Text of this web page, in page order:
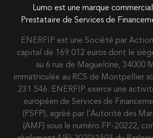
Lumo est une marque
Prestataire de Services de
ENERFIP est une Société par
capital de 169 012 euros dont le
au 6 rue de Maguelone, 34000
immatriculée au RCS de Montpellier
231 546. ENERFIP exerce une
européen de Services de
(PSFP), agréé par l’Autorité des
(AMF) sous le numéro FP-20222,